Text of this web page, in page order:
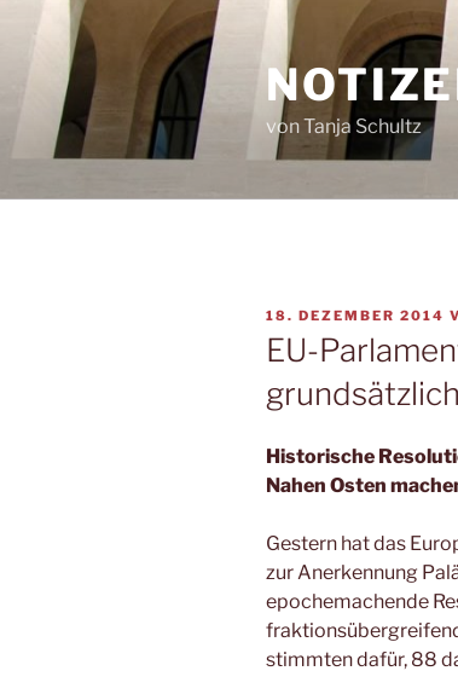
springen
von Tanja Schultz
VERÖFFENTLICHT
AM
18. DEZEMBER 2014
EU-
Historische
Nahen Osten
Gestern hat das
zur Anerkennung
epochemachende
stimmten dafür, 88